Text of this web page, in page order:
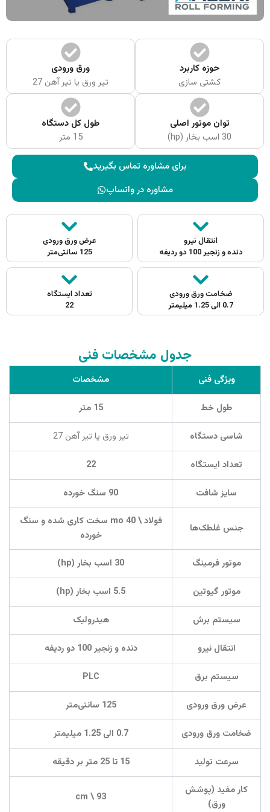
حوزه کاربرد
کشتی سازی
ورق ورودی
تیر ورق یا تیر آهن 27
توان موتور اصلی
طول کل دستگاه
برای مشاوره تماس بگیرید
مشاوره در واتساپ
انتقال نیرو
دنده و زنجیر 100 دو ردیفه
عرض ورق ورودی
125 سانتی‌متر
ضخامت ورق ورودی
تعداد ایستگاه
جدول مشخصات فنی
ویژگی فنی مشخصات
طول خط متر
شاسی دستگاه تیر ورق یا تیر آهن27
تعداد ایستگاه
سایز شافت سنگ خورده
جنس غلطک‌ها
فولاد\ mo 40
سخت کاری شده و سنگ
خورده
موتور فرمینگ
اسب بخار (hp
)
موتور گیوتین اسب بخار (hp
)
سیستم برش هیدرولیک
انتقال نیرو دنده و زنجیر100دو ردیفه
سیستم برق PLC
عرض ورق ورودی 125سانتی‌متر
ضخامت ورق ورودی 0.7الی1.25میلیمتر
سرعت تولید تا25 متر بر دقیقه
کار مفید (پوشش
ورق)